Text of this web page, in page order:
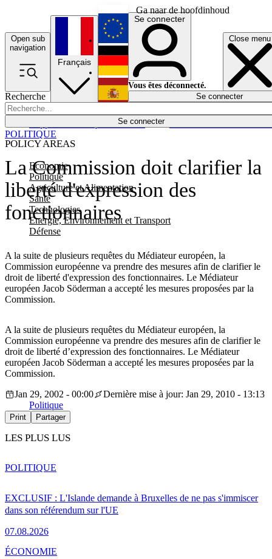
Ga naar de hoofdinhoud
Open sub
navigation
Close menu
Recherche
Se connecter
POLICY AREAS
Economie
Politique
Agriculture et Alimentation
Santé
Technologies
Energie, Environnement et Transport
Défense
Économie
Français
English
Deutsch
Español
Se connecter
Vous êtes déconnecté.
Se connecter
La Commission doit clarifier la
liberté d'expression des
fonctionnaires
A la suite de plusieurs requêtes du Médiateur européen, la
Commission européenne va prendre des mesures afin de clarifier le
droit de liberté d'expression des fonctionnaires. Le Médiateur
européen Jacob Söderman a accepté les mesures proposées par la
Commission.
POLITIQUE
A la suite de plusieurs requêtes du Médiateur européen, la
Commission européenne va prendre des mesures afin de clarifier le
droit de liberté d’expression des fonctionnaires. Le Médiateur
européen Jacob Söderman a accepté les mesures proposées par la
Commission.
Jan 29, 2002 - 00:00
Dernière mise à jour: Jan 29, 2010 - 13:13
Politique
Print Partager
LES PLUS LUS
EXCLUSIF : L'Islande demande à Bruxelles de ne pas s'immiscer
dans son référendum sur l'UE
07.08.2026
POLITIQUE
ÉCONOMIE